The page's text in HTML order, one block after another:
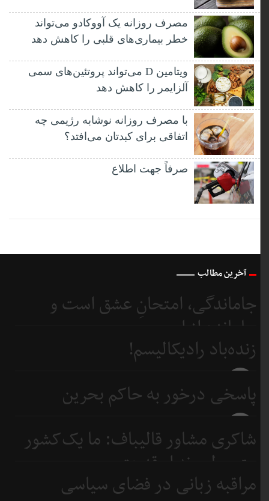
مصرف روزانه یک آووکادو می‌تواند
خطر بیماری‌های قلبی را کاهش دهد
ویتامین D می‌تواند پروتئین‌های سمی
آلزایمر را کاهش دهد
با مصرف روزانه نوشابه رژیمی چه
اتفاقی برای کبدتان می‌افتد؟
صرفاً جهت اطلاع
آخرین مطالب
جاماندگی، امتحانِ عشق است و
جامانده از اربعین...
3 روز
زنده‌باد رادیکالیسم!
پاسخی درخور به حاکم بحرین
شاکری مشاور قالیباف: ما یک‌کشور
متوسطیم نه ابرقدرت
6 روز
مراقبه زبانی در فضای سیاسی